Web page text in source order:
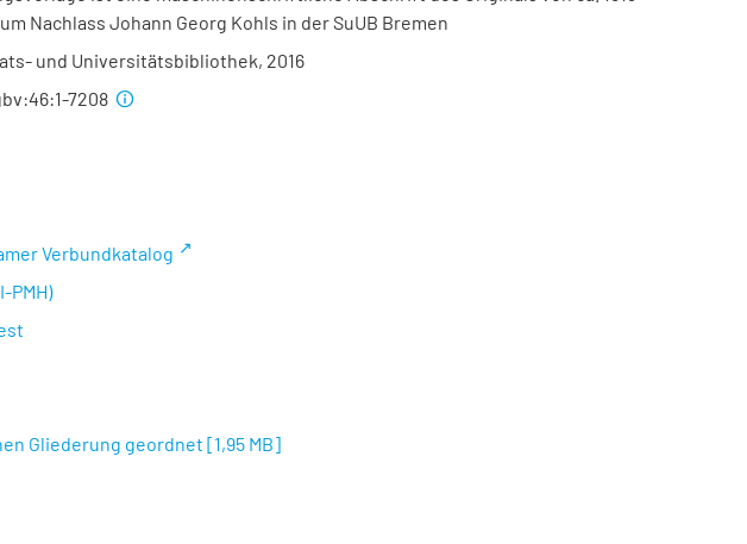
Nachlass Johann Georg Kohls in der SuUB Bremen
und Universitätsbibliothek, 2016
7208
Verbundkatalog
PMH)
Gliederung geordnet [1,95 MB]